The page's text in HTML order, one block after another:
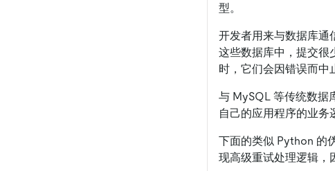
型。
开发者用来与数据库通
这些数据库中，提交很
时，它们会因错误而中
与 MySQL 等传统数据
自己的应用程序的业务
下面的类似 Python 的
现高级重试处理逻辑，